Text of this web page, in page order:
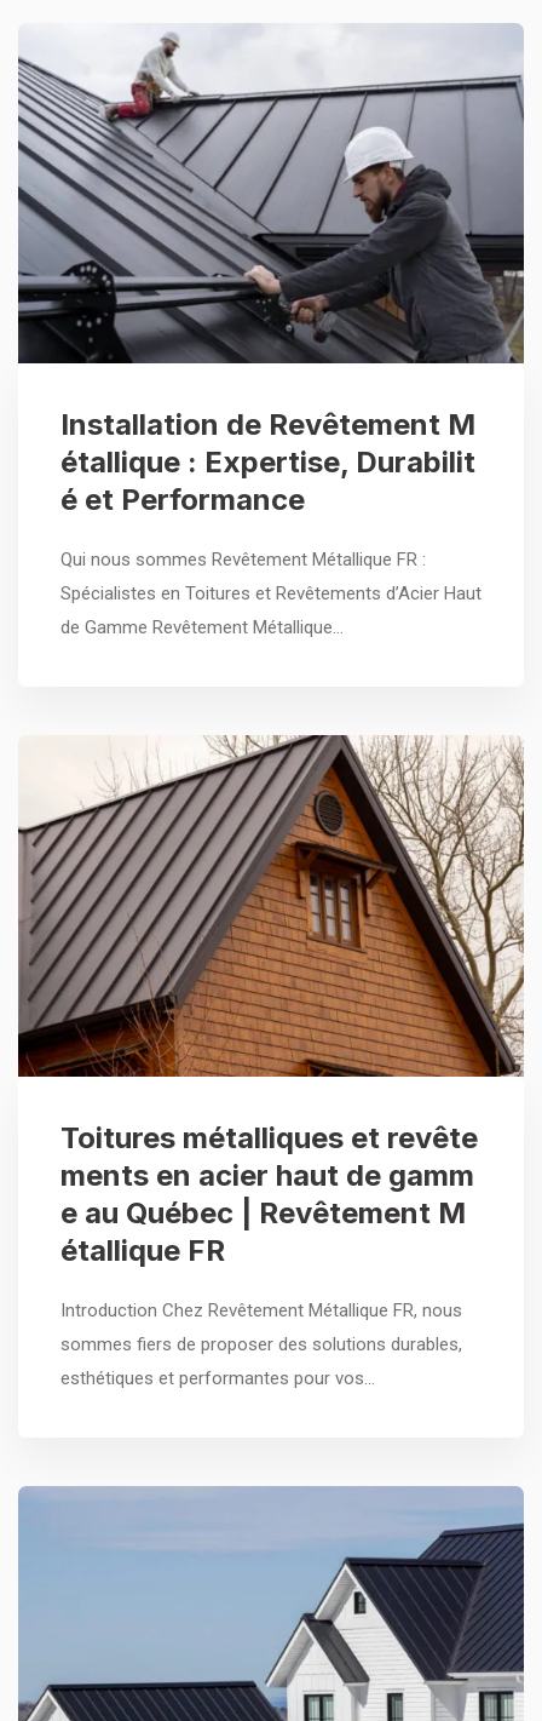
Installation de Revêtement M
étallique : Expertise, Durabilit
é et Performance
Qui nous sommes Revêtement Métallique FR :
Spécialistes en Toitures et Revêtements d’Acier Haut
de Gamme Revêtement Métallique…
Toitures métalliques et revête
ments en acier haut de gamm
e au Québec | Revêtement M
étallique FR
Introduction Chez Revêtement Métallique FR, nous
sommes fiers de proposer des solutions durables,
esthétiques et performantes pour vos…